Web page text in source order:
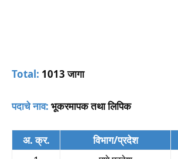
Total: 1013 जागा
पदाचे नाव: भूकरमापक तथा लिपिक
अ. क्र. विभाग/प्रदेश